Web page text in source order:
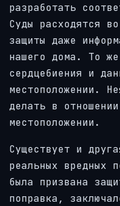
разработать
Суды расходятся
защиты даже
нашего дома. То
сердцебиения и
местоположении.
делать в
местоположении.
Существует и
реальных вредных
была призвана
поправка,